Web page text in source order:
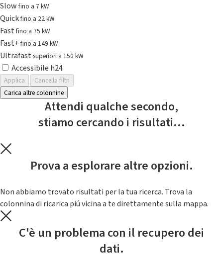
Slowfino a 7 kW
Quickfino a 22 kW
Fastfino a 75 kW
Fast+fino a 149 kW
Ultrafast superiori a 150 kW
Accessibile h24
Applica
Cancella filtri
Carica altre colonnine
Attendi qualche secondo,
stiamo cercando i risultati...
Prova a esplorare altre opzioni.
Non abbiamo trovato risultati per la tua ricerca. Trova la
colonnina di ricarica piú vicina a te direttamente sulla mappa.
C'è un problema con il recupero dei
dati.